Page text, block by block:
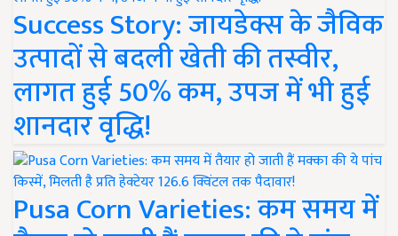
Success Story: जायडेक्स के जैविक
उत्पादों से बदली खेती की तस्वीर,
लागत हुई 50% कम, उपज में भी हुई
शानदार वृद्धि!
Pusa Corn Varieties: कम समय में